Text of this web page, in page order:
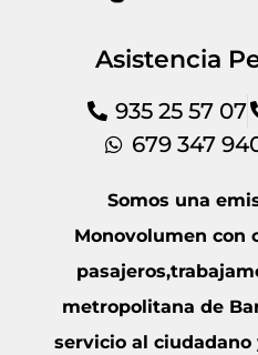
Asistencia
935 25 57 07
679 347
Somos una
Monovolumen con
metropolitana de
servicio al